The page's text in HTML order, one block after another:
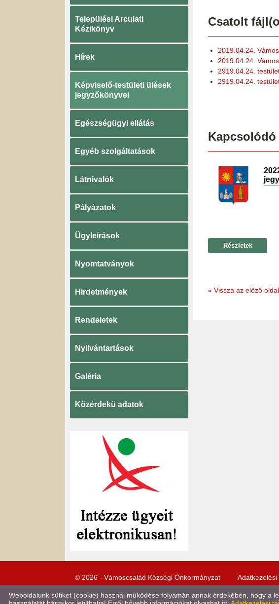
Települési Arculati
Kézikönyv
Hírek
Képviselő-testületi ülések
jegyzőkönyvei
Egészségügyi ellátás
Egyéb szolgáltatások
Látnivalók
Pályázatok
Ügyleírások
Nyomtatványok
Hirdetmények
Rendeletek
Nyilvántartások
Galéria
Közérdekű adatok
Csatolt
2019.04.24.
2019.04.24.
2919.04.24.
2919.04.24.
Kapcsolódó
Részletek
« Vissza az előző
© 2026 - Vámoscsalád Községi Önkormányzat
Weboldalunk sütiket (cookie) használ működése folyamán annak érdekében, hogy a